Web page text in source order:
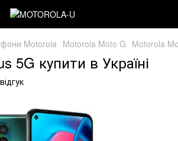
Motorola Motorola Moto G Motorola
5G купити в Україні